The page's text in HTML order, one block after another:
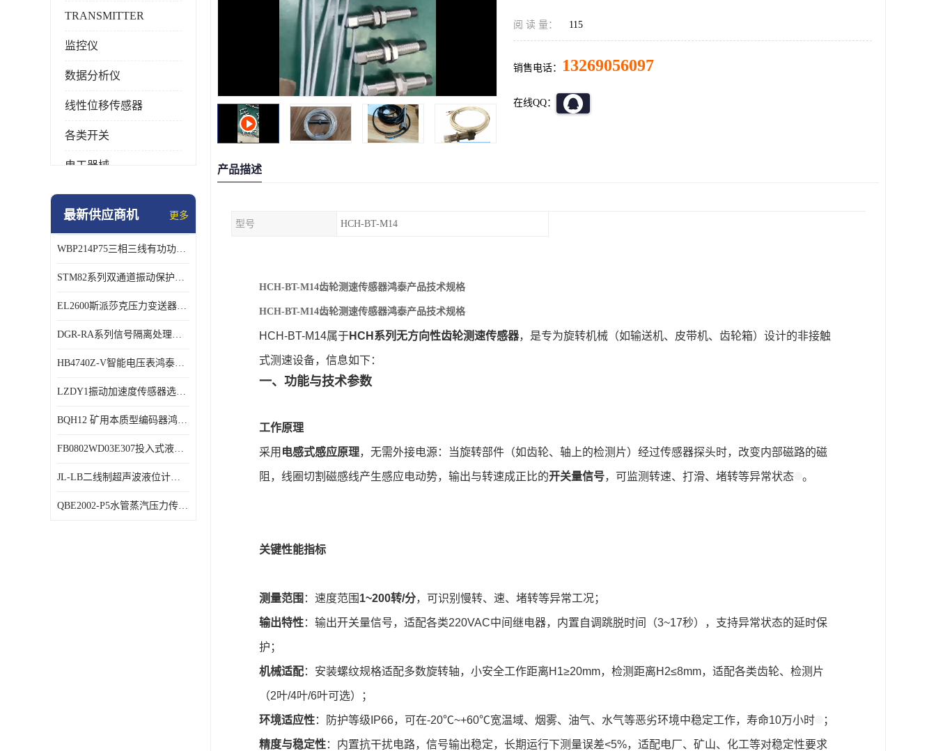
TRANSMITTER
监控仪
数据分析仪
线性位移传感器
各类开关
电工器械
模块化产品
特殊用处传感器
特殊用途变送器
最新供应商机 更多
WBP214P75三相三线有功功率传感器鸿泰顺达产品稳定性好
STM82系列双通道振动保护表鸿泰产品技术规格
EL2600斯派莎克压力变送器技术规格
DGR-RA系列信号隔离处理器鸿泰产品技术规格
HB4740Z-V智能电压表鸿泰产品外形美观大方
LZDY1振动加速度传感器选型资料
BQH12 矿用本质型编码器鸿泰产品实物展示
FB0802WD03E307投入式液位计鸿泰产品选型参数
JL-LB二线制超声波液位计鸿泰产品外形美观大方
QBE2002-P5水管蒸汽压力传感器西门子产品技术规格
阅 读 量： 115
销售电话： 13269056097
在线QQ：
产品描述
型号 HCH-BT-M14
HCH-BT-M14齿轮测速传感器鸿泰产品技术规格
HCH-BT-M14齿轮测速传感器鸿泰产品技术规格
HCH-BT-M14属于HCH系列无方向性齿轮测速传感器，是专为旋转机械（如输送机、皮带机、齿轮箱）设计的非接触
式测速设备，信息如下：
一、功能与技术参数
工作原理
采用 电感式感应原理，无需外接电源：当旋转部件（如齿轮、轴上的检测片）经过传感器探头时，改变内部磁路的磁
阻，线圈切割磁感线产生感应电动势，输出与转速成正比的开关量信号，可监测转速、打滑、堵转等异常状态 。
关键性能指标
测量范围 ：速度范围 1~200转/分，可识别慢转、速、堵转等异常工况；
输出特性：输出开关量信号，适配各类220VAC中间继电器，内置自调跳脱时间（3~17秒），支持异常状态的延时保
护；
机械适配：安装螺纹规格适配多数旋转轴，小安全工作距离H1≥20mm，检测距离H2≤8mm，适配各类齿轮、检测片
（2叶/4叶/6叶可选）；
环境适应性：防护等级IP66，可在-20℃~+60℃宽温域、烟雾、油气、水气等恶劣环境中稳定工作，寿命10万小时 ；
精度与稳定性：内置抗干扰电路，信号输出稳定，长期运行下测量误差<5%，适配电厂、矿山、化工等对稳定性要求